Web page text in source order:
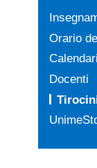
Orario
Docenti